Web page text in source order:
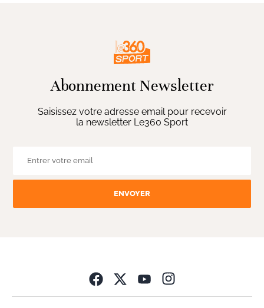
Abonnement Newsletter
Saisissez votre adresse email pour recevoir
la newsletter Le360 Sport
ENVOYER